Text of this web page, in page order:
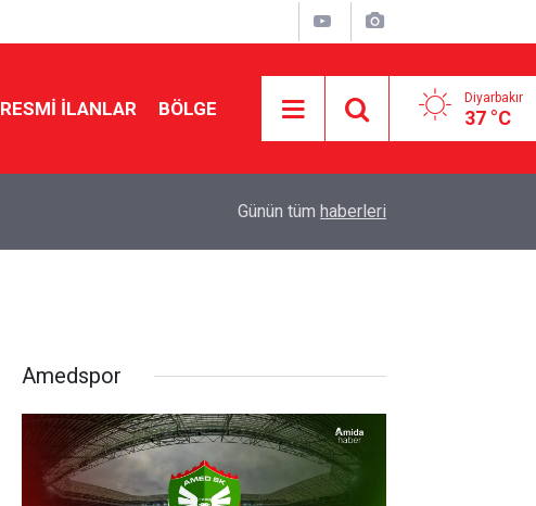
RESMI İLANLAR BÖLGE Diyarbakır
37 °C
Diyarbakır’da yeşil arıkuşunun avı objektife
Günün tüm haberleri
Amedspor